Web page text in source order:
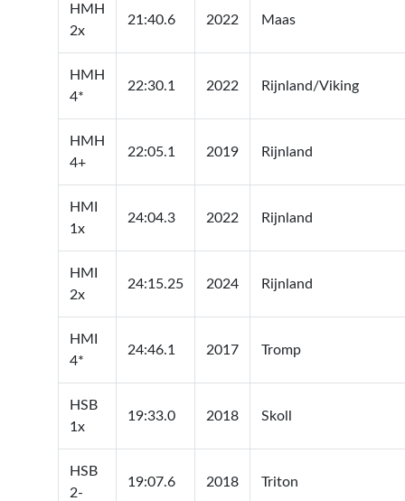
HMH
2x
21:40.6 2022 Maas
HMH
4*
22:30.1 2022 Rijnland/Viking
HMH
4+
22:05.1 2019 Rijnland
HMI
1x
24:04.3 2022 Rijnland
HMI
2x
24:15.25 2024 Rijnland
HMI
4*
24:46.1 2017 Tromp
HSB
1x
19:33.0 2018 Skoll
HSB
2-
19:07.6 2018 Triton